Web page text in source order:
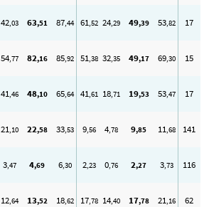
42,03 63,51 87,44 61,52 24,29 49,39 53,82 17
54,77 82,16 85,92 51,38 32,35 49,17 69,30 15
41,46 48,10 65,64 41,61 18,71 19,53 53,47 17
21,10 22,58 33,53 9,56 4,78 9,85 11,68 141
3,47 4,69 6,30 2,23 0,76 2,27 3,73 116
12,64 13,52 18,62 17,78 14,40 17,78 21,16 62